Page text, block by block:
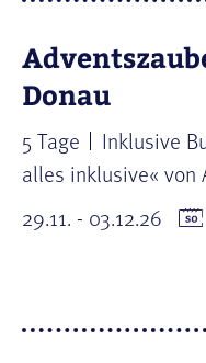
Donau
5 Tage
Inklusive
alles inklusive« von
29.11. - 03.12.26